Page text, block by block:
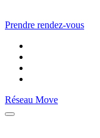
Prendre rendez-vous
Réseau Move